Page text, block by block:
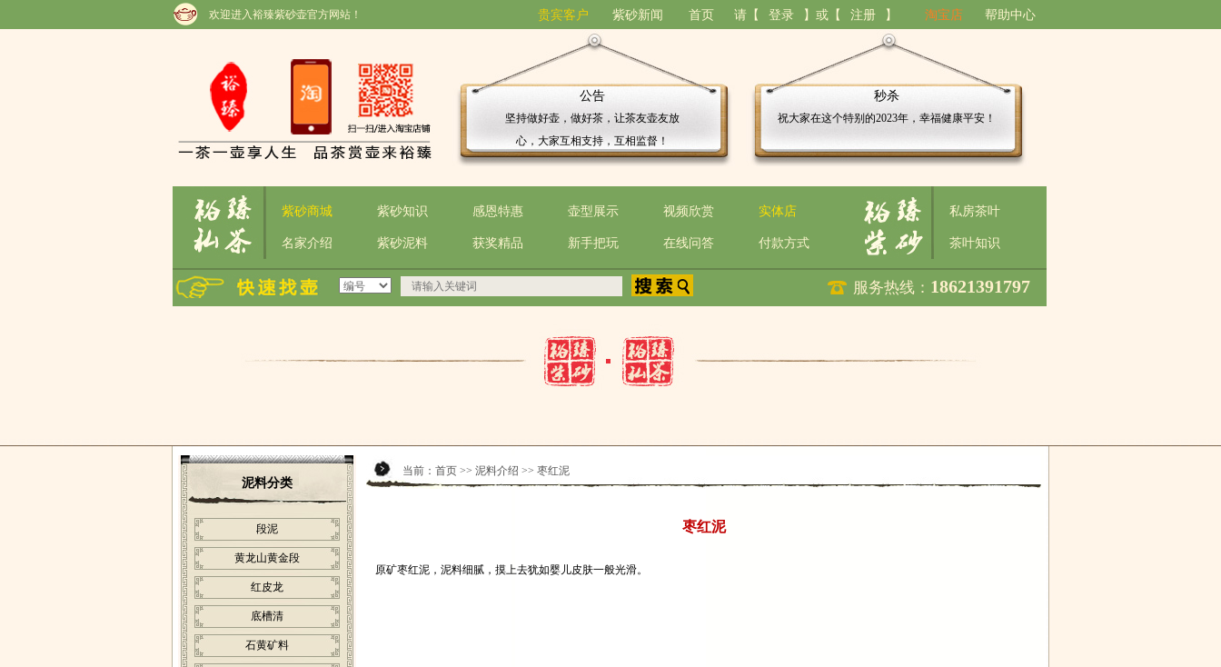
欢迎进入裕臻紫砂壶官方网站！ 贵宾客户 紫砂新闻 首页 请【 登录 】或【 注册 】 淘宝店 帮助中心
公告
坚持做好壶，做好茶，让茶友壶友放
心，大家互相支持，互相监督！
秒杀
祝大家在这个特别的2023年，幸福健康平安！
紫砂商城
名家介绍
紫砂知识
紫砂泥料
感恩特惠
获奖精品
壶型展示
新手把玩
视频欣赏
在线问答
实体店
付款方式
私房茶叶
茶叶知识
服务热线： 18621391797
泥料分类
段泥
黄龙山黄金段
红皮龙
底槽清
石黄矿料
当前： 首页 >> 泥料介绍 >> 枣红泥
枣红泥
原矿枣红泥，泥料细腻，摸上去犹如婴儿皮肤一般光滑。